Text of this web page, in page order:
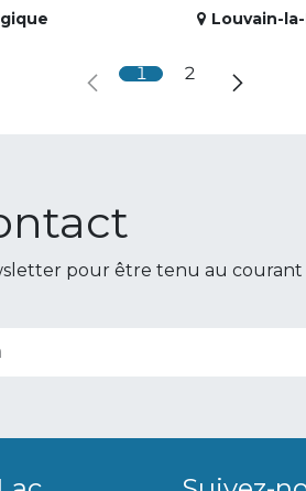
Louvain-
1 2
pour être tenu au courant